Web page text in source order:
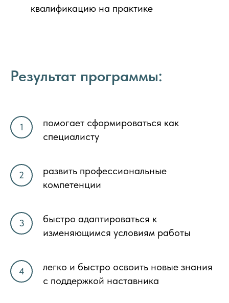
квалификацию на практике
Результат программы:
помогает сформироваться как
специалисту
развить профессиональные
компетенции
быстро адаптироваться к
изменяющимся условиям работы
легко и быстро освоить новые знания
с поддержкой наставника